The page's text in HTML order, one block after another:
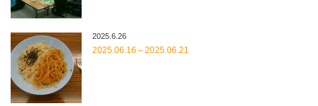
2025.6.26
2025.06.16～2025.06.21